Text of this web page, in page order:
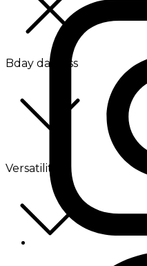
Bday da Boss
Versatilité